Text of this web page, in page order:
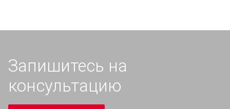
Запишитесь на
консультацию